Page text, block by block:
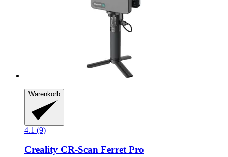
Warenkorb
4.1 (9)
Creality CR-​Scan Ferret Pro